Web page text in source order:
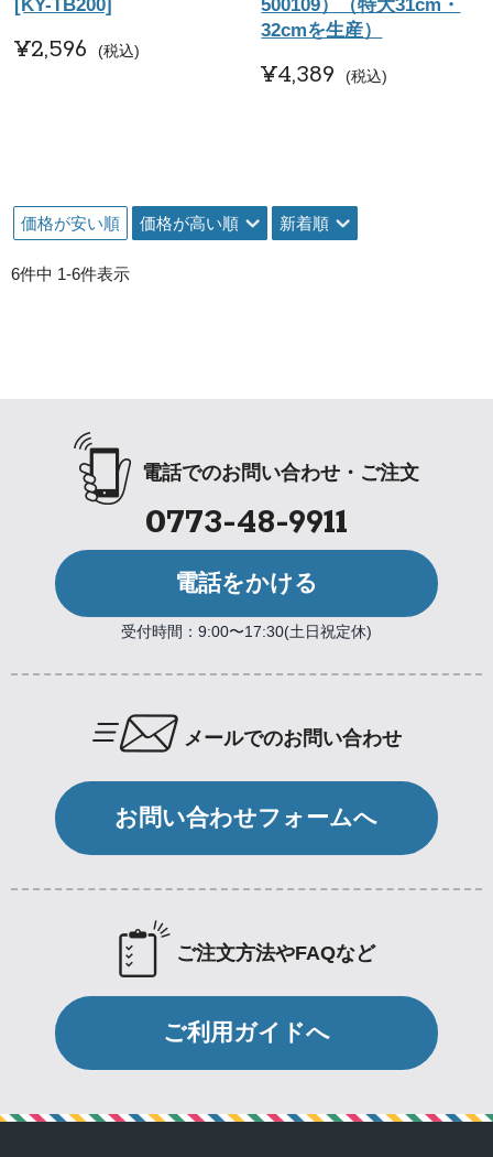
[KY-TB200]
¥2,596 税込
500109）（特大31cm・
32cmを生産）
¥4,389 税込
価格が安い順 価格が高い順 新着順
6件中 1-6件表示
電話でのお問い合わせ・ご注文
0773-48-9911
電話をかける
受付時間：9:00〜17:30(土日祝定休)
メールでのお問い合わせ
お問い合わせフォームへ
ご注文方法やFAQなど
ご利用ガイドへ